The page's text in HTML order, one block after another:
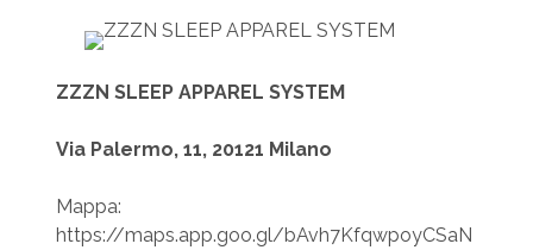
ZZZN SLEEP APPAREL SYSTEM
Via Palermo, 11, 20121 Milano
Mappa:
https://maps.app.goo.gl/bAvh7KfqwpoyCSaN